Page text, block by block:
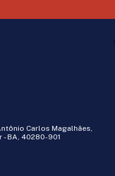
Carlos Magalhães,
- BA, 40280-901